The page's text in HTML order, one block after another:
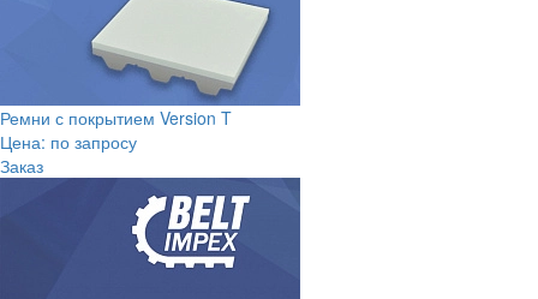
Ремни с покрытием Version T
Цена: по запросу
Заказ